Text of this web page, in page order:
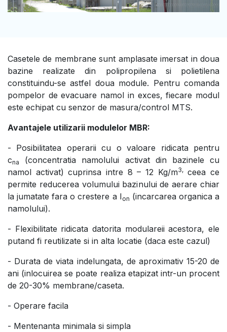
Casetele de membrane sunt amplasate imersat in doua
bazine realizate din polipropilena si polietilena
constituindu-se astfel doua module. Pentru comanda
pompelor de evacuare namol in exces, fiecare modul
este echipat cu senzor de masura/control MTS.
Avantajele utilizarii modulelor MBR:
- Posibilitatea operarii cu o valoare ridicata pentru
cna
(concentratia namolului activat din bazinele cu
namol activat) cuprinsa intre 8 – 12 Kg/m3,ceea ce
permite reducerea volumului bazinului de aerare chiar
la jumatate fara o crestere a Ion (incarcarea organica a
namolului).
- Flexibilitate ridicata datorita modulareii acestora, ele
putand fi reutilizate si in alta locatie (daca este cazul)
- Durata de viata indelungata, de aproximativ 15-20 de
ani (inlocuirea se poate realiza etapizat intr-un procent
de 20-30% membrane/caseta.
- Operare facila
- Mentenanta minimala si simpla